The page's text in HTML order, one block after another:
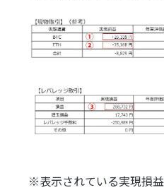
※表示されている実現損